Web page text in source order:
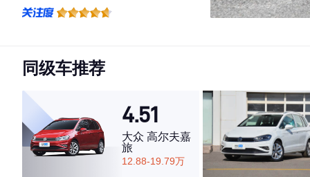
·空间表现较为优秀，优于53%同级车
同级车推荐
4.51
大众 高尔夫嘉
旅
12.88-19.79万